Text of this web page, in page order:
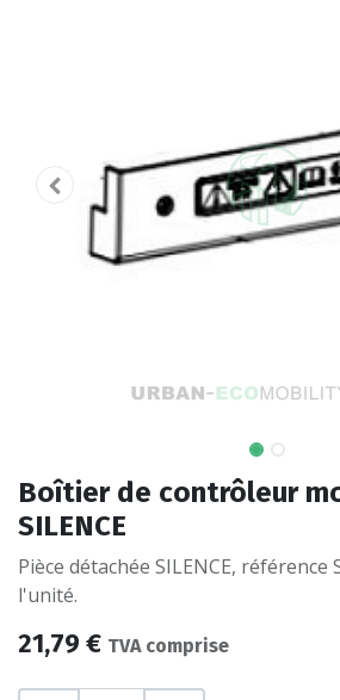
Boîtier de contrôleur
SILENCE
Pièce détachée SILENCE, référence
l'unité.
21,79 € TVA comprise